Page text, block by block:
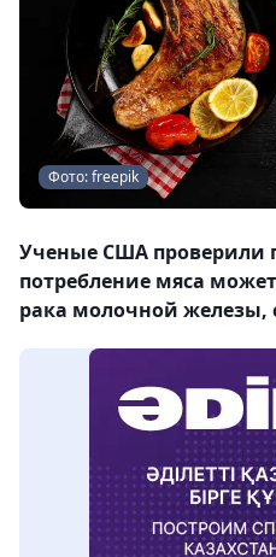
Фото: freepik
Ученые США проверили
потребление мяса
рака молочной железы,